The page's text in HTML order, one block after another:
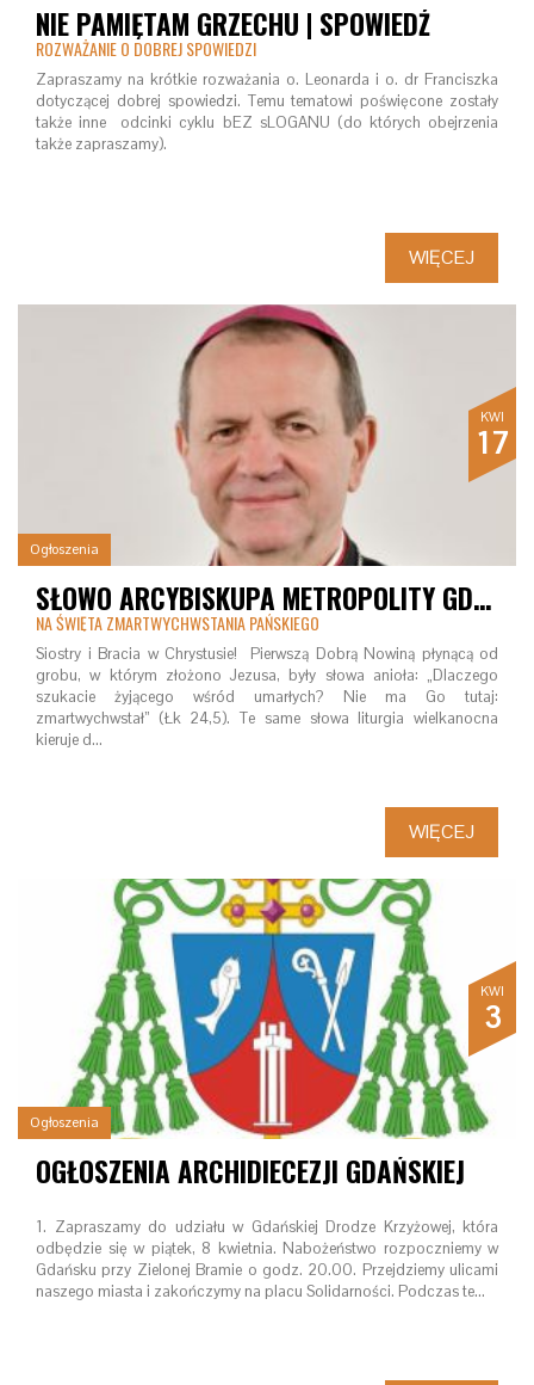
NIE PAMIĘTAM GRZECHU | SPOWIEDŹ
ROZWAŻANIE O DOBREJ SPOWIEDZI
Zapraszamy na krótkie rozważania o. Leonarda i o. dr Franciszka
dotyczącej dobrej spowiedzi. Temu tematowi poświęcone zostały
także inne odcinki cyklu bEZ sLOGANU (do których obejrzenia
także zapraszamy).
WIĘCEJ
KWI
17
Ogłoszenia
SŁOWO ARCYBISKUPA METROPOLITY GDAŃSKIEGO DO WIERNYCH
NA ŚWIĘTA ZMARTWYCHWSTANIA PAŃSKIEGO
Siostry i Bracia w Chrystusie! Pierwszą Dobrą Nowiną płynącą od
grobu, w którym złożono Jezusa, były słowa anioła: „Dlaczego
szukacie żyjącego wśród umarłych? Nie ma Go tutaj:
zmartwychwstał” (Łk 24,5). Te same słowa liturgia wielkanocna
kieruje d…
WIĘCEJ
KWI
3
Ogłoszenia
OGŁOSZENIA ARCHIDIECEZJI GDAŃSKIEJ
1. Zapraszamy do udziału w Gdańskiej Drodze Krzyżowej, która
odbędzie się w piątek, 8 kwietnia. Nabożeństwo rozpoczniemy w
Gdańsku przy Zielonej Bramie o godz. 20.00. Przejdziemy ulicami
naszego miasta i zakończymy na placu Solidarności. Podczas te…